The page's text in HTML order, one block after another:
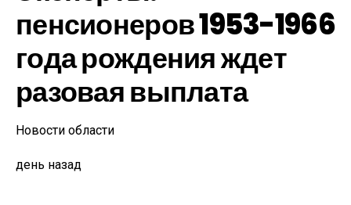
пенсионеров 1953-1966
года рождения ждет
разовая выплата
Новости области
день назад